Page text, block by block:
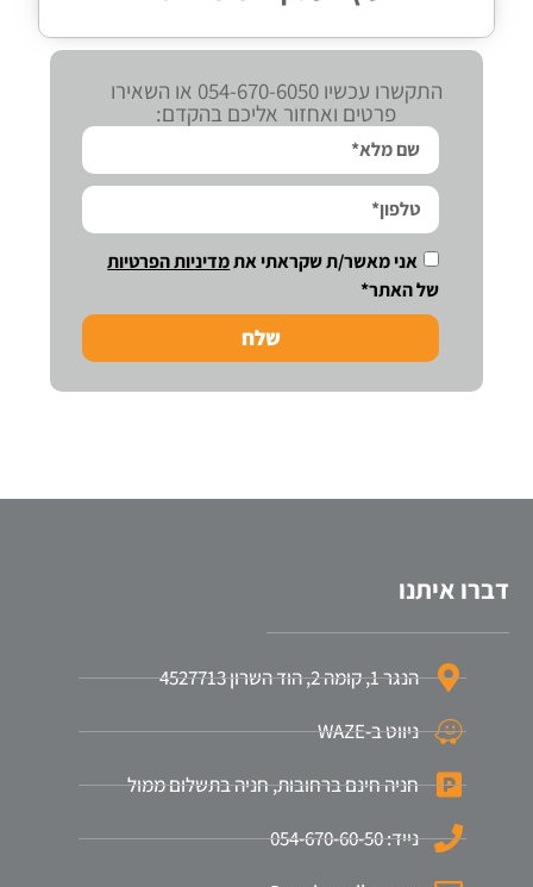
התקשרו עכשיו 054-670-6050 או השאירו
פרטים ואחזור אליכם בהקדם:
אני מאשר/ת שקראתי אתמדיניות הפרטיות
של האתר*
שלח
דברו איתנו
הנגר 1, קומה 2, הוד השרון 4527713
ניווט ב-WAZE
חניה חינם ברחובות, חניה בתשלום ממול
נייד: 054-670-60-50